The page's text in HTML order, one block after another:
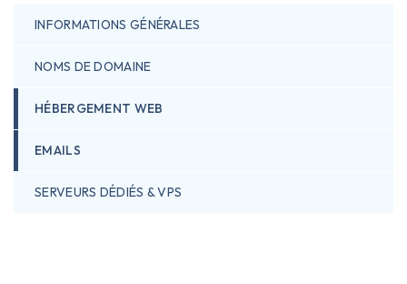
INFORMATIONS GÉNÉRALES
NOMS DE DOMAINE
HÉBERGEMENT WEB
EMAILS
SERVEURS DÉDIÉS & VPS